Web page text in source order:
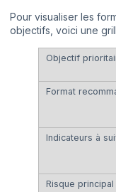
Pour visualiser les
objectifs, voici une